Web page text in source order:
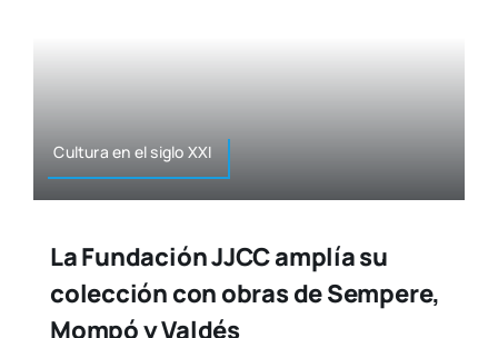
Cul­tu­ra en el siglo XXI
La Fundación JJCC amplía su
colección con obras de Sempere,
Mompó y Valdés